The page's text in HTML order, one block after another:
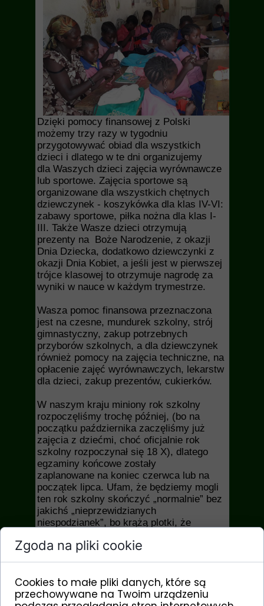
Dzięki pomocy finansowej z Polski
możemy trzy razy w tygodniu
przygotowywać obiad dla wszystkich
dzieci i dlatego w te dni organizujemy
dla Waszych dzieci zajęcia wyrównawcze
lub sportowe. Zajęcia sportowe są
organizowane dla wszystkich chętnych
dziewczynek - koszykówka dla klas IV-VI:
zabawy sportowe, piłka nożna dla klas I-
III. Także Wasze dzieci otrzymują
prezenty na Boże Narodzenie, z okazji
Dnia Dziecka, dodatkowo dziewczynki z
okazji Dnia Kobiet, a jeśli jest w pierwszej
trójce klasowej to otrzymuje nagrodę za
wyniki w nauce w każdym trymestrze.
Wasza pomoc finansowa przeznaczona
jest na czesne, mundurek szkolny, strój
gimnastyczny, zakup potrzebnych
przyborów szkolnych, a dla dziewczynek
również pomocy na zajęcia techniczne, na
opłacenie zajęć wyrównawczych, lekarstw
dla dzieci, zakup prezentów, cukierków.
W naszym kraju miniony rok szkolny
rozpoczęliśmy trochę później, (bo na
początku października zaczęliśmy już
zajęcia z dziećmi, choć oficjalnie rok
szkolny rozpoczynał się 18 X), dlatego
egzaminy końcowe zostały
zaplanowane na koniec czerwca lub na
początek lipca. Ufam, że będziemy mogli
ten rok szkolny skończyć „normalnie” bez
jakichś „nieprzewidzianych
niespodzianek”, bo krążą plotki, że
szkoła? czy dzieci będą mogły
bezpiecznie przyjść do szkoły a potem
Zgoda na pliki cookie
Cookies to małe pliki danych, które są
przechowywane na Twoim urządzeniu